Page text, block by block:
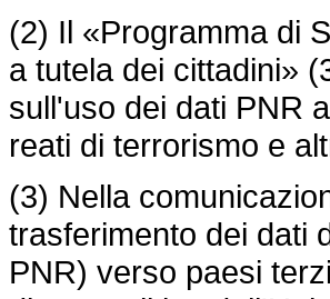
(2) Il «Programma di
a tutela dei cittadini»
sull'uso dei dati PNR
reati di terrorismo e
(3) Nella
trasferimento dei dati
PNR) verso paesi